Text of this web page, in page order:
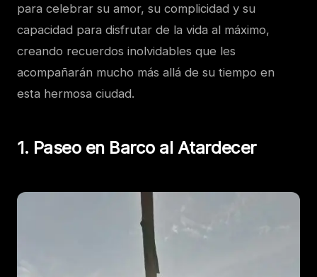
para celebrar su amor, su complicidad y su
capacidad para disfrutar de la vida al máximo,
creando recuerdos inolvidables que les
acompañarán mucho más allá de su tiempo en
esta hermosa ciudad.
1. Paseo en Barco al Atardecer